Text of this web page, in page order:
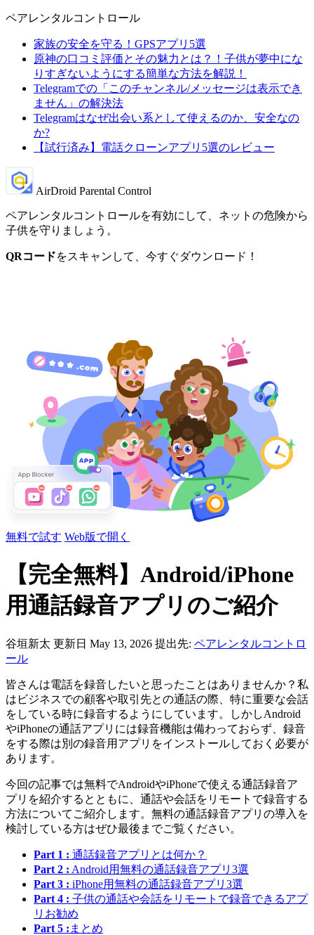
ペアレンタルコントロール
家族の安全を守る！GPSアプリ5選
原神の口コミ評価とその魅力とは？！子供が夢中にな
りすぎないようにする簡単な方法を解説！
Telegramでの「このチャンネル/メッセージは表示でき
ません」の解決法
Telegramはなぜ出会い系として使えるのか、安全なの
か?
【試行済み】電話クローンアプリ5選のレビュー
AirDroid Parental Control
ペアレンタルコントロールを有効にして、ネットの危険から
子供を守りましょう。
QRコードをスキャンして、今すぐダウンロード！
無料で試す Web版で開く
【完全無料】Android/iPhone
用通話録音アプリのご紹介
谷垣新太 更新日 May 13, 2026 提出先: ペアレンタルコントロ
ール
皆さんは電話を録音したいと思ったことはありませんか？私
はビジネスでの顧客や取引先との通話の際、特に重要な会話
をしている時に録音するようにしています。しかしAndroid
やiPhoneの通話アプリには録音機能は備わっておらず、録音
をする際は別の録音用アプリをインストールしておく必要が
あります。
今回の記事では無料でAndroidやiPhoneで使える通話録音ア
プリを紹介するとともに、通話や会話をリモートで録音する
方法についてご紹介します。無料の通話録音アプリの導入を
検討している方はぜひ最後までご覧ください。
Part 1 : 通話録音アプリとは何か？
Part 2 : Android用無料の通話録音アプリ3選
Part 3 : iPhone用無料の通話録音アプリ3選
Part 4 : 子供の通話や会話をリモートで録音できるアプ
リお勧め
Part 5 : まとめ